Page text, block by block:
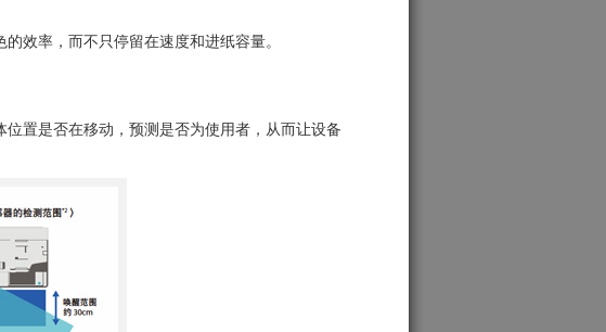
效率，而不只停留在速度和进纸容量。
置是否在移动，预测是否为使用者，从而让设备